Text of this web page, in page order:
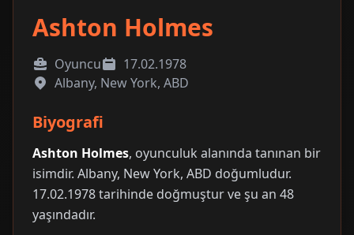
Ashton Holmes
Oyuncu
17.02.1978
Albany, New York, ABD
Biyografi
Ashton Holmes, oyunculuk alanında tanınan bir
isimdir. Albany, New York, ABD doğumludur.
17.02.1978 tarihinde doğmuştur ve şu an 48
yaşındadır.